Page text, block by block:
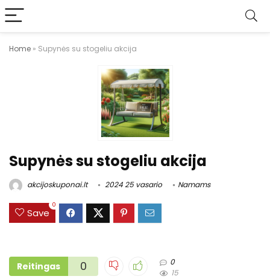
Home » Supynės su stogeliu akcija
Supynės su stogeliu akcija
akcijoskuponai.lt 2024 25 vasario Namams
Save
0
Reitingas 0
0
15